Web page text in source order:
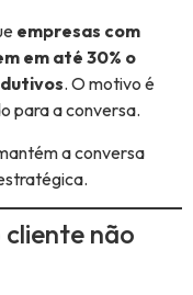
empresas com
em até 30% o
. O motivo é
para a conversa.
a conversa
não